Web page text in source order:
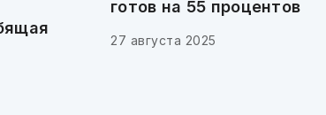
готов на 55 процентов
27 августа 2025